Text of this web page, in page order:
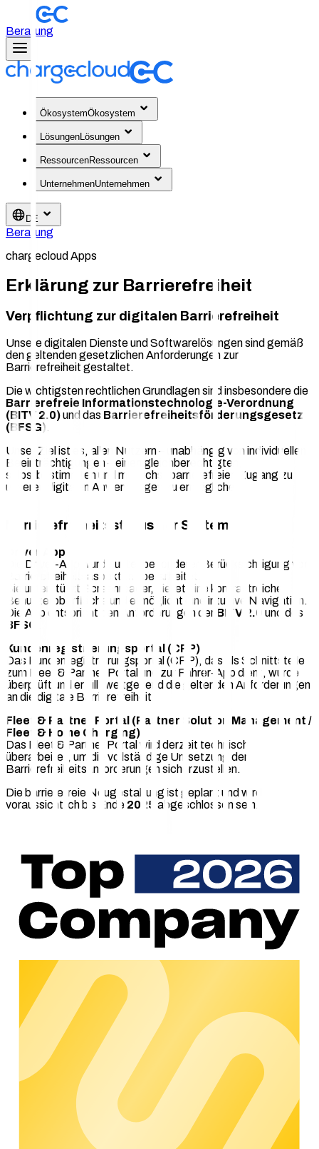
Beratung
ÖkosystemÖkosystem
LösungenLösungen
RessourcenRessourcen
UnternehmenUnternehmen
DE
Beratung
chargecloud Apps
Erklärung zur Barrierefreiheit
Verpflichtung zur digitalen Barrierefreiheit
Unsere digitalen Dienste und Softwarelösungen sind gemäß
den geltenden gesetzlichen Anforderungen zur
Barrierefreiheit gestaltet.
Die wichtigsten rechtlichen Grundlagen sind insbesondere die
Barrierefreie Informationstechnologie-Verordnung
(BITV 2.0)und das Barrierefreiheitsförderungsgesetz
(BFSG)
Unser Ziel ist es, allen Nutzern – unabhängig von individuellen
Beeinträchtigungen – einen gleichberechtigten,
selbstbestimmten und möglichst barrierefreien Zugang zu
unseren digitalen Anwendungen zu ermöglichen.
Barrierefreiheitsstatus der Systeme
Driver App
Die Driver-App wurde unter besonderer Berücksichtigung von
Barrierefreiheitsaspekten überarbeitet.
Sie unterstützt Screenreader, bietet eine kontrastreiche
Benutzeroberfläche und ermöglicht eine intuitive Navigation.
Die App entspricht den Anforderungen der BITV 2.0
und des
BFSG
Kundenregistrierungsportal (CRP)
Das Kundenregistrierungsportal (CRP), das als Schnittstelle
zum Fleet & Partner Portal und zur Fahrer-App dient, wurde
überprüft und erfüllt weitgehend die geltenden Anforderungen
an die digitale Barrierefreiheit.
Fleet & Partner Portal (Partner Solution Management /
Fleet & Home Charging)
Das Fleet & Partner Portal wird derzeit technisch
überarbeitet, um die vollständige Umsetzung der
Barrierefreiheitsanforderungen sicherzustellen.
Die barrierefreie Neugestaltung ist geplant und wird
voraussichtlich bis Ende 2025 abgeschlossen sein.
Diese Erklärung wurde im Juli 2025auf der Grundlage
interner Bewertungen und ergänzender externer
Bewertungen erstellt.
Feedback und Kontakt
Wenn Sie auf Barrieren oder Zugangsprobleme innerhalb der
digitalen Angebote von chargecloud stoßen oder wenn Sie
Verbesserungsvorschläge haben, kontaktieren Sie uns bitte
unter:📧
datenschutz@chargecloud.de
Eingehendes Feedback wird geprüft und im Rahmen unseres
kontinuierlichen Verbesserungsprozesses berücksichtigt.
Weitere Informationen
Detaillierte Informationen und technische Erläuterungen zur
Barrierefreiheit finden Sie im
chargecloud-Hilfezentrum:
https://support.chargecloud.de/hc/de/articles/